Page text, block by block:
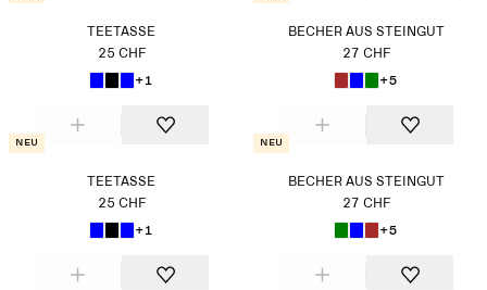
TEETASSE
25 CHF
+1
BECHER AUS STEINGUT
27 CHF
+5
Neu
TEETASSE
25 CHF
+1
Neu
BECHER AUS STEINGUT
27 CHF
+5